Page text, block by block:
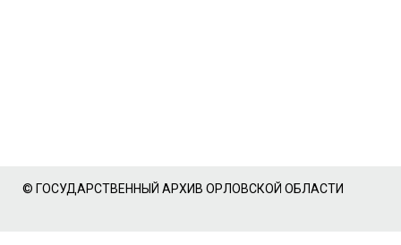
© ГОСУДАРСТВЕННЫЙ АРХИВ ОРЛОВСКОЙ ОБЛАСТИ